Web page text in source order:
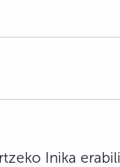
Inika